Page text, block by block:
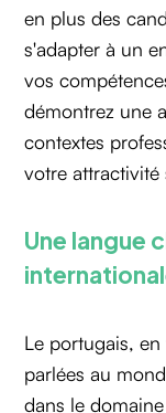
en plus des
s'adapter à un
vos
démontrez une
contextes
votre
Une langue
Le portugais,
parlées au
dans le